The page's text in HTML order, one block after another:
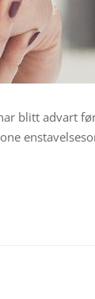
blitt advart